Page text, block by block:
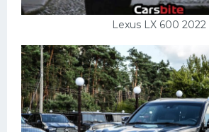
Lexus LX 600 2022
Велосипеды
Рено
Прогулочные суда
Хендай
Лимузины